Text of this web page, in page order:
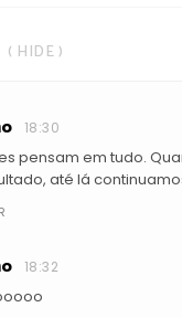
( HIDE )
18:30
pensam em tudo.
até lá
18:32